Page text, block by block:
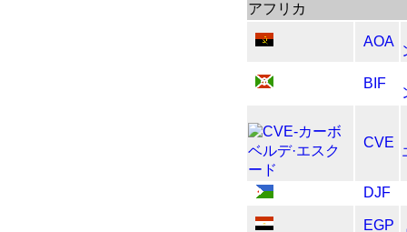
アフリカ
AOA
BIF
CVE
DJF
EGP